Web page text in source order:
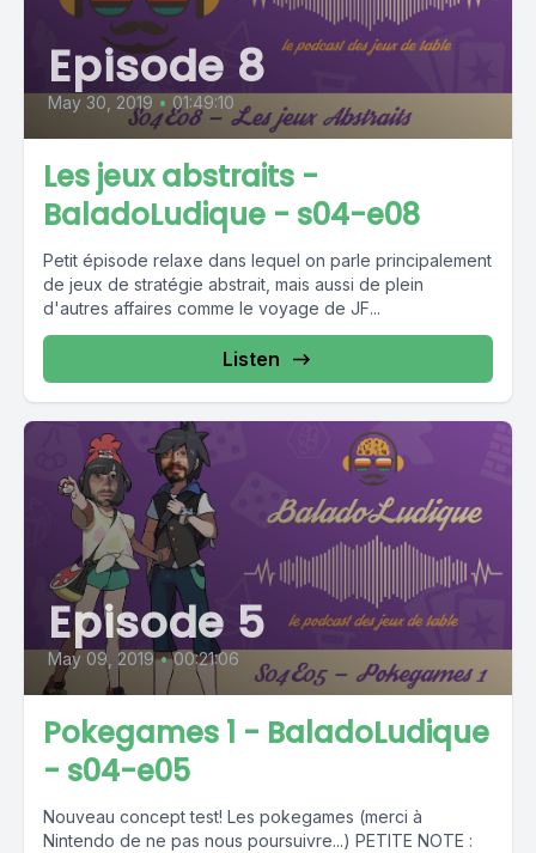
Episode 8
May 30, 2019 • 01:49:10
Les jeux abstraits -
BaladoLudique - s04-e08
Petit épisode relaxe dans lequel on parle principalement
de jeux de stratégie abstrait, mais aussi de plein
d'autres affaires comme le voyage de JF...
Listen
Episode 5
May 09, 2019 • 00:21:06
Pokegames 1 - BaladoLudique
- s04-e05
Nouveau concept test! Les pokegames (merci à
Nintendo de ne pas nous poursuivre...) PETITE NOTE :